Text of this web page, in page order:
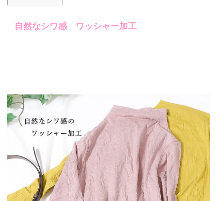
自然なシワ感 ワッシャー加工